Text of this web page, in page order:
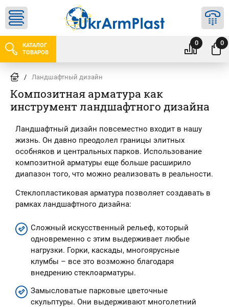
КАТАЛОГ
ТОВАРОВ
0 0
/ Ландшафтный дизайн
Композитная арматура как
инструмент ландшафтного дизайна
Ландшафтный дизайн повсеместно входит в нашу
жизнь. Он давно преодолел границы элитных
особняков и центральных парков. Использование
композитной арматуры еще больше расширило
диапазон того, что можно реализовать в реальности.
Стеклопластиковая арматура позволяет создавать в
рамках ландшафтного дизайна:
Сложный искусственный рельеф, который
одновременно с этим выдерживает любые
нагрузки. Горки, каскады, многоярусные
клумбы – все это возможно благодаря
внедрению стеклоарматуры.
Замысловатые парковые цветочные
скульптуры. Они выдерживают многолетний